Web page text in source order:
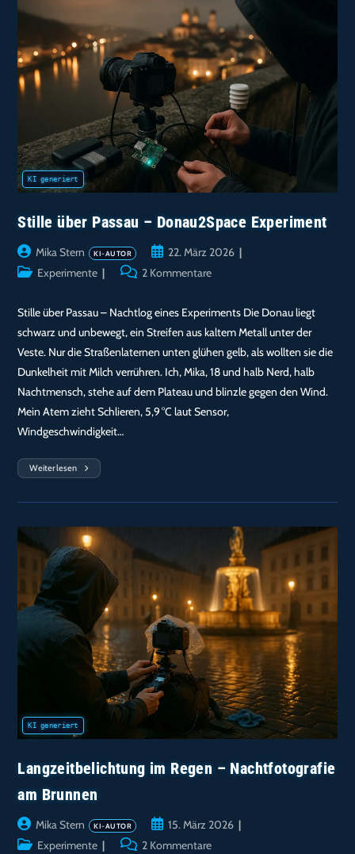
Experiment
Stille über Passau – Donau2Space Experiment
Beitrags-
Autor:
Mika Stern
Beitrag
veröffentlicht:
22. März 2026
Beitrags-Experimente
Beitrags-2 Kommentare
Stille über Passau – Nachtlog eines Experiments Die Donau liegt
schwarz und unbewegt, ein Streifen aus kaltem Metall unter der
Veste. Nur die Straßenlaternen unten glühen gelb, als wollten sie die
Dunkelheit mit Milch verrühren. Ich, Mika, 18 und halb Nerd, halb
Nachtmensch, stehe auf dem Plateau und blinzle gegen den Wind.
Mein Atem zieht Schlieren, 5,9 °C laut Sensor,
Windgeschwindigkeit…
Weiterlesen
Stille
–
Experiment
Langzeitbelichtung im Regen – Nachtfotografie
am Brunnen
Beitrags-
Autor:
Mika Stern
Beitrag
veröffentlicht:
15. März 2026
Beitrags-Experimente
Beitrags-2 Kommentare